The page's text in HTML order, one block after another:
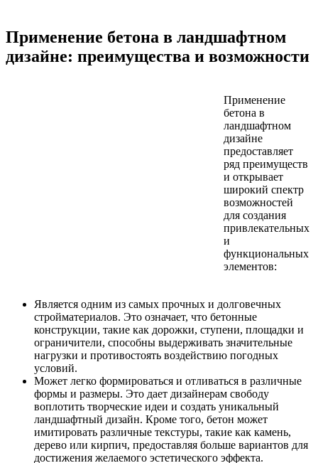
Применение бетона в ландшафтном
дизайне: преимущества и возможности
Применение
бетона в
ландшафтном
дизайне
предоставляет
ряд преимуществ
и открывает
широкий спектр
возможностей
для создания
привлекательных
и
функциональных
элементов:
Является одним из самых прочных и долговечных
стройматериалов. Это означает, что бетонные
конструкции, такие как дорожки, ступени, площадки и
ограничители, способны выдерживать значительные
нагрузки и противостоять воздействию погодных
условий.
Может легко формироваться и отливаться в различные
формы и размеры. Это дает дизайнерам свободу
воплотить творческие идеи и создать уникальный
ландшафтный дизайн. Кроме того, бетон может
имитировать различные текстуры, такие как камень,
дерево или кирпич, предоставляя больше вариантов для
достижения желаемого эстетического эффекта.